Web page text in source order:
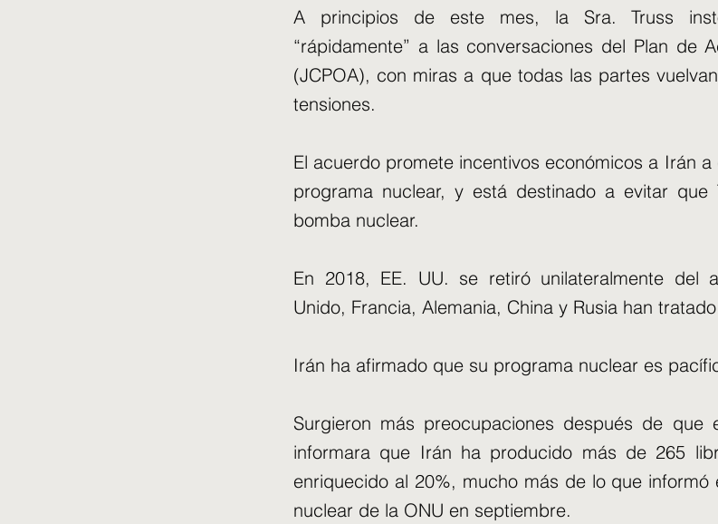
A principios de este mes, la Sra. Truss
“rápidamente” a las conversaciones del Plan de
(JCPOA), con miras a que todas las partes
tensiones.
El acuerdo promete incentivos económicos a Irán
programa nuclear, y está destinado a evitar que
bomba nuclear.
En 2018, EE. UU. se retiró unilateralmente del
Unido, Francia, Alemania, China y Rusia han
Irán ha afirmado que su programa nuclear es
Surgieron más preocupaciones después de que
informara que Irán ha producido más de 265
enriquecido al 20%, mucho más de lo que informó
nuclear de la ONU en septiembre.